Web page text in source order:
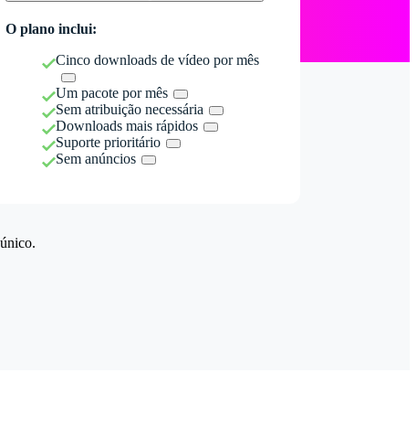
O plano inclui:
Cinco downloads de vídeo por mês
Um pacote por mês
Sem atribuição necessária
Downloads mais rápidos
Suporte prioritário
Sem anúncios